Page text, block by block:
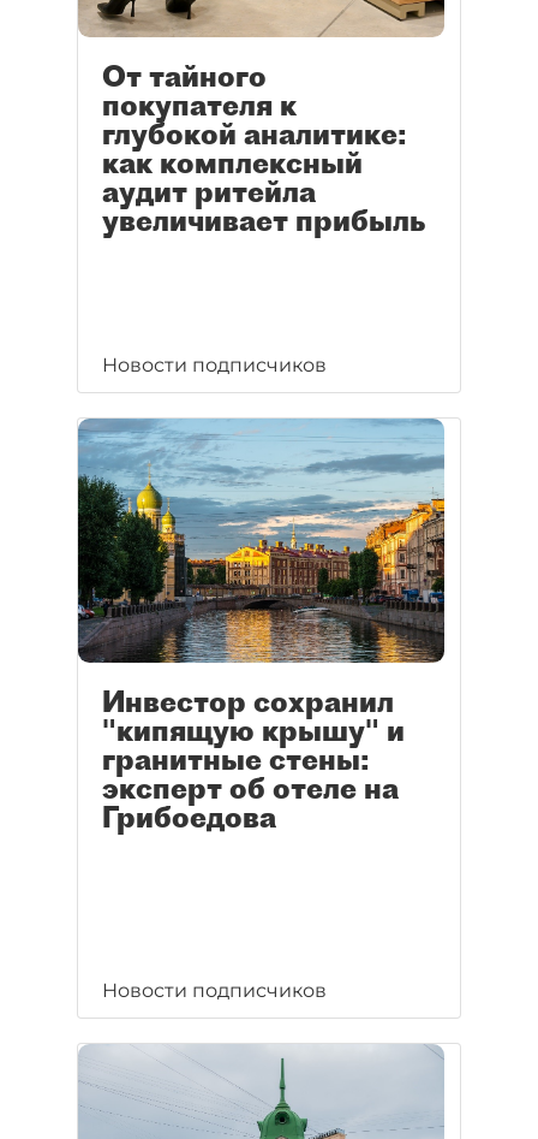
От тайного
покупателя к
глубокой аналитике:
как комплексный
аудит ритейла
увеличивает прибыль
Новости подписчиков
Инвестор сохранил
"кипящую крышу" и
гранитные стены:
эксперт об отеле на
Грибоедова
Новости подписчиков